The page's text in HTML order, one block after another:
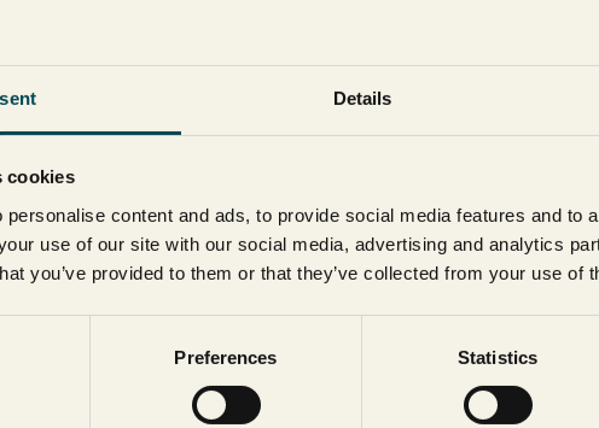
Details
cookies
personalise content and ads, to provide social media features and to
use of our site with our social media, advertising and analytics
you’ve provided to them or that they’ve collected from your use of
Preferences Statistics
Zaphire SD-anlegg og energioppfølging til hundrevis
eiendomseiere til store kommuner, og noen av landets
Zaphire SD-anlegg Zaphire EOS-system